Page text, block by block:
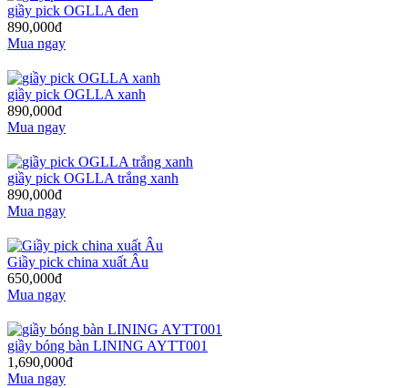
giầy pick OGLLA đen
890,000đ
Mua ngay
giầy pick OGLLA xanh
890,000đ
Mua ngay
giầy pick OGLLA trắng xanh
890,000đ
Mua ngay
Giầy pick china xuất Âu
650,000đ
Mua ngay
giầy bóng bàn LINING AYTT001
1,690,000đ
Mua ngay